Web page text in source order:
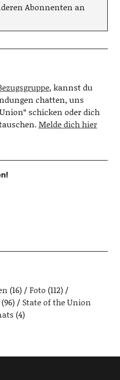
Abonnenten an
, kannst du
chatten, uns
schicken oder dich
Melde dich hier
(16) Foto (112)
State of the Union
(4)